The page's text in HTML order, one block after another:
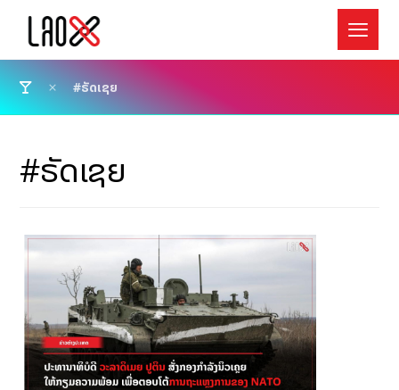
#ຣັດເຊຍ
#ຣັດເຊຍ